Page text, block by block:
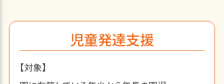
児童発達支援
【対象】